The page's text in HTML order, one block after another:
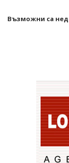
Възможни са